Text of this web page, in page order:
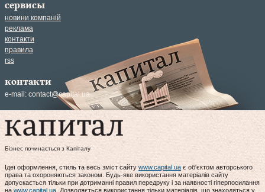
сервисы
новини компаній
реклама
контакти
правила
rss
контакти
e-mail: contact@capital.ua
Бізнес починається з Капіталу
Ідеї оформлення, стиль та весь зміст сайту www.capital.ua є об'єктом авторського
права та охороняються законом. Будь-яке використання матеріалів сайту
допускається тільки при дотриманні правил передруку і за наявності гіперпосилання
на www.capital.ua . Дозволяється використання тільки матеріалів, що знаходяться у